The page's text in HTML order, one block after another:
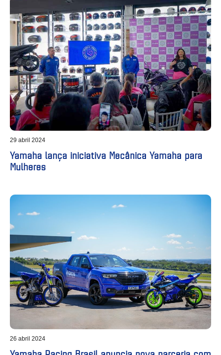
29 abril 2024
Yamaha lança iniciativa Mecânica Yamaha para
Mulheres
26 abril 2024